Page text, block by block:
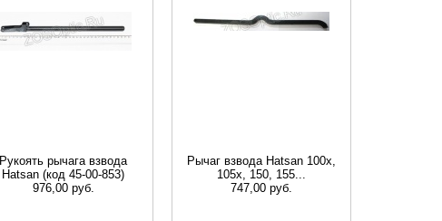
Рукоять рычага взвода
Hatsan (код 45-00-853)
976,00 руб.
Рычаг взвода Hatsan 100x,
105x, 150, 155...
747,00 руб.